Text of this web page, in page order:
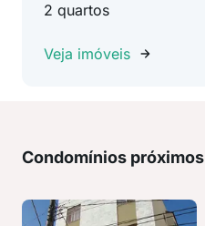
2 quartos
Veja imóveis
Condomínios próximos